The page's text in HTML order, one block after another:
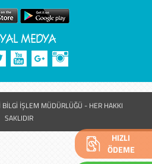
HIZLI
ÖDEME
MEDYA
İŞLEM MÜDÜRLÜĞÜ - HER HAKKI
SAKLIDIR